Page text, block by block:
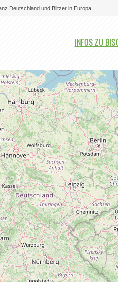
Deutschland und Blitzer in Europa.
Bitte auswählen
INFOS ZU